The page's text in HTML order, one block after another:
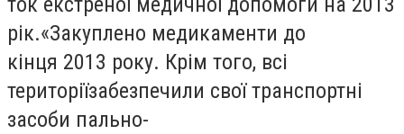
рік.«Закуплено медикаменти до
кінця 2013 року. Крім того, всі
територіїзабезпечили свої транспортні
засоби пально-